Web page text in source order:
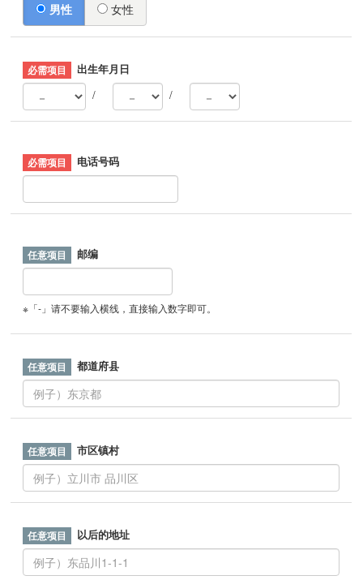
男性 女性
出生年月日
/
/
电话号码
邮编
※「-」请不要输入横线，直接输入数字即可。
都道府县
市区镇村
以后的地址